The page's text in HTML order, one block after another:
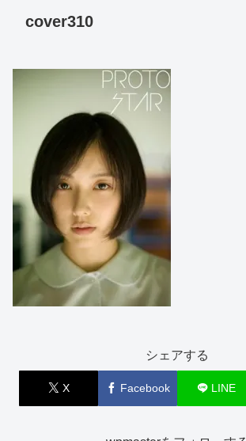
cover310
シェアする
X Facebook LINE